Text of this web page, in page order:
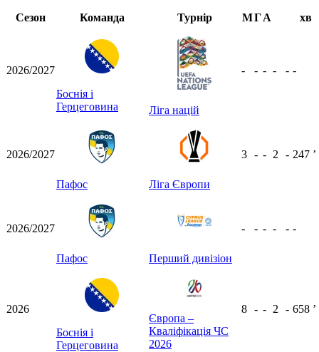
Сезон
Команда Турнір МГА хв
2026/2027
Боснія і
Герцеговина
Ліга націй
- - - - - -
2026/2027
Пафос Ліга Європи
3 - - 2 - 247 ʼ
2026/2027
Пафос Перший дивізіон
- - - - - -
2026
Боснія і
Герцеговина
Європа –
Кваліфікація ЧС
2026
8 - - 2 - 658 ʼ